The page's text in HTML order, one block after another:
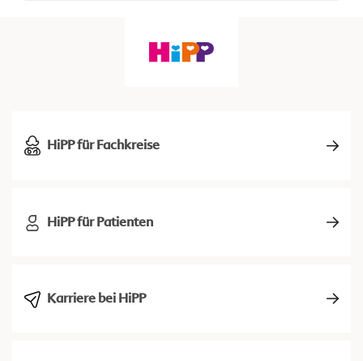
HiPP für Fachkreise
HiPP für Patienten
Karriere bei HiPP